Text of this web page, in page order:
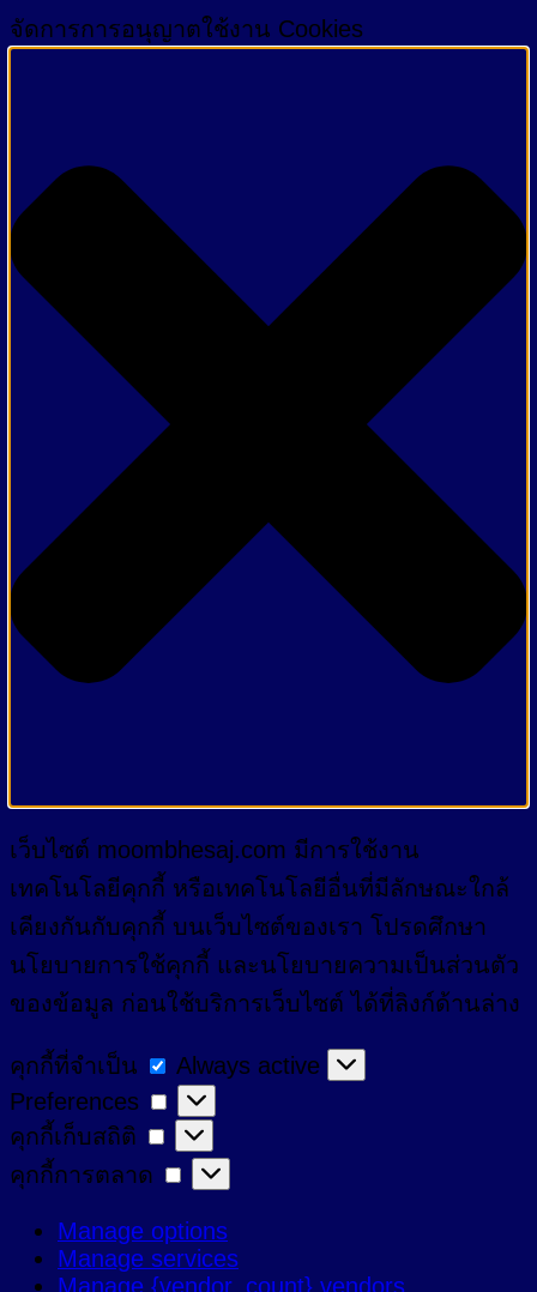
จัดการการอนุญาตใช้งาน Cookies
เว็บไซต์ moombhesaj.com มีการใช้งาน
เทคโนโลยีคุกกี้ หรือเทคโนโลยีอื่นที่มีลักษณะใกล้
เคียงกันกับคุกกี้ บนเว็บไซต์ของเรา โปรดศึกษา
นโยบายการใช้คุกกี้ และนโยบายความเป็นส่วนตัว
ของข้อมูล ก่อนใช้บริการเว็บไซต์ ได้ที่ลิงก์ด้านล่าง
คุกกี้ที่จำเป็น
คุกกี้
ที่
จำเป็น
Always active
Preferences
Preferences
คุกกี้เก็บสถิติ
คุกกี้
เก็บ
คุกกี้การตลาด
คุกกี้
ตลาด
Manage options
Manage services
Manage {vendor_count} vendors